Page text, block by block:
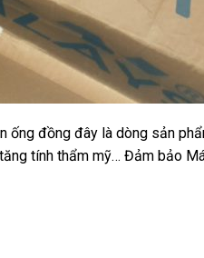
ống đồng đây là dòng sản
tính thẩm mỹ… Đảm bảo